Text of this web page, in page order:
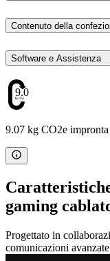
Contenuto della
Software e Assistenza
9.07
9.07 kg CO2e
gaming
Progettato in
comunicazioni